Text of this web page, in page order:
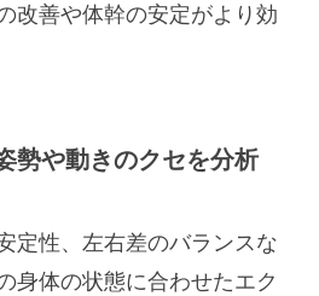
改善や体幹の安定がより効
勢や動きのクセを分析
定性、左右差のバランスな
身体の状態に合わせたエク